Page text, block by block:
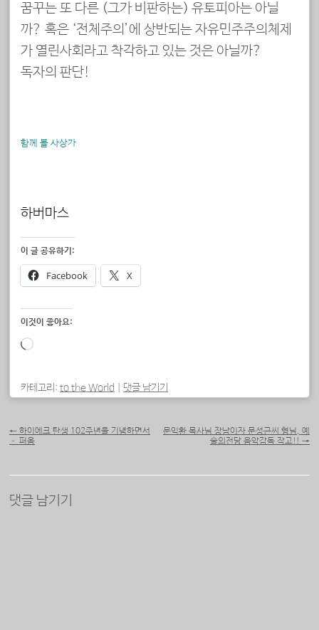
꿈꾸는 또 다른 (그가 비판하는) 유토피아는 아닐
까? 혹은 ‘전체주의’에 상반되는 자유민주주의체제
가 열린사회라고 착각하고 있는 것은 아닐까?
독자의 판단!
함께 볼 사상가
하버마스
이 글 공유하기:
Facebook X
이것이 좋아요:
로
중...
카테고리: to the World 댓글 남기기
← 하이에크 탄생 102주년을 기념하면서
– 퍼옴
문익환 목사님 장남이자 문성근씨 형님, 예
술의전당 음악감독 작고!! →
댓글 남기기